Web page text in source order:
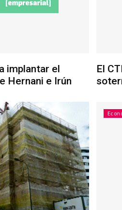
implantar el
Hernani e Irún
El